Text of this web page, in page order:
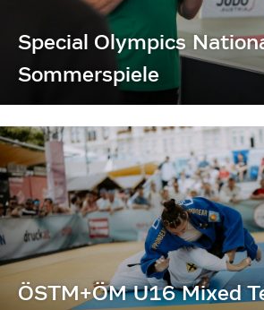
Special Olympics
Sommerspiele
ÖSTM+ÖM U16 Mixed